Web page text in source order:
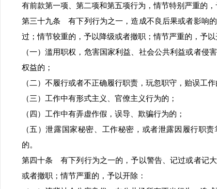
有前款第一项、第二项和第五项行为，情节特别严重的
第三十九条 有下列行为之一，造成不良后果或者影响
过；情节较重的，予以降级或者撤职；情节严重的，予
（一）滥用职权，危害国家利益、社会公共利益或者侵
权益的；
（二）不履行或者不正确履行职责，玩忽职守，贻误工
（三）工作中有形式主义、官僚主义行为的；
（四）工作中有弄虚作假，误导、欺骗行为的；
（五）泄露国家秘密、工作秘密，或者泄露因履行职
的。
第四十条 有下列行为之一的，予以警告、记过或者记
或者撤职；情节严重的，予以开除：